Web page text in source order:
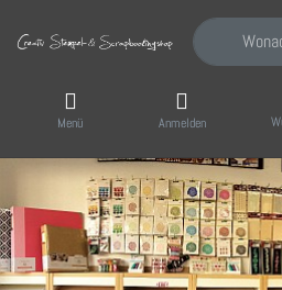
Geben Sie
Menü Anmelden